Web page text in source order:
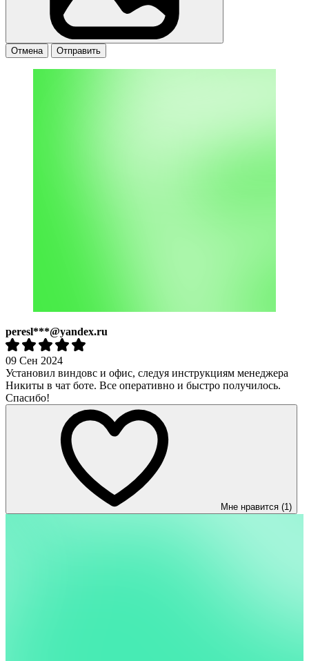
Отмена Отправить
peresl***@yandex.ru
09 Сен 2024
Установил виндовс и офис, следуя инструкциям менеджера
Никиты в чат боте. Все оперативно и быстро получилось.
Спасибо!
Мне нравится (1)